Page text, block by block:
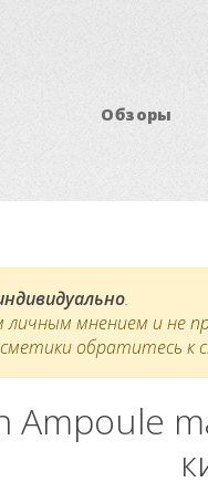
Обзоры
.
мнением и не
обратитесь к
Ampoule